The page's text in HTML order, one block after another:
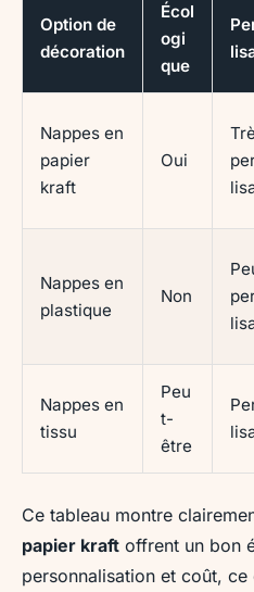
Option de
décoration
Écol
ogi
que
Nappes en
papier
kraft
Oui
Nappes en
plastique
Non
Nappes en
tissu
Peu
t-
être
Ce tableau montre
papier kraft offrent un bon
personnalisation et coût,